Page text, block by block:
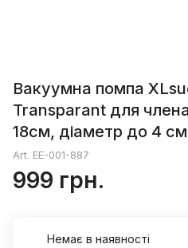
Вакуумна помпа
Transparant для
18см, діаметр до 4 см
Art. EE-001-887
999 грн.
Немає в наявності